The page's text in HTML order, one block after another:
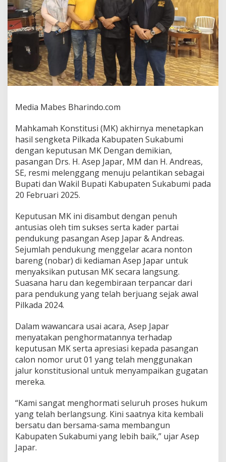
a
r
&
A
n
d
r
e
s
i
a
p
D
l
a
n
k
s
b
a
g
a
i
B
u
t
i
d
a
n
W
B
u
p
Media Mabes Bharindo.com
Mahkamah Konstitusi (MK) akhirnya menetapkan
hasil sengketa Pilkada Kabupaten Sukabumi
dengan keputusan MK Dengan demikian,
pasangan Drs. H. Asep Japar, MM dan H. Andreas,
SE, resmi melenggang menuju pelantikan sebagai
Bupati dan Wakil Bupati Kabupaten Sukabumi pada
20 Februari 2025.
Keputusan MK ini disambut dengan penuh
antusias oleh tim sukses serta kader partai
pendukung pasangan Asep Japar & Andreas.
Sejumlah pendukung menggelar acara nonton
bareng (nobar) di kediaman Asep Japar untuk
menyaksikan putusan MK secara langsung.
Suasana haru dan kegembiraan terpancar dari
para pendukung yang telah berjuang sejak awal
Pilkada 2024.
Dalam wawancara usai acara, Asep Japar
menyatakan penghormatannya terhadap
keputusan MK serta apresiasi kepada pasangan
calon nomor urut 01 yang telah menggunakan
jalur konstitusional untuk menyampaikan gugatan
mereka.
“Kami sangat menghormati seluruh proses hukum
yang telah berlangsung. Kini saatnya kita kembali
bersatu dan bersama-sama membangun
Kabupaten Sukabumi yang lebih baik,” ujar Asep
Japar.